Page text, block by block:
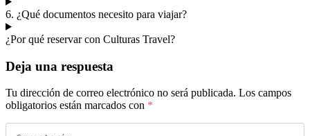
6. ¿Qué documentos necesito para viajar?
¿Por qué reservar con Culturas Travel?
Deja una respuesta
Tu dirección de correo electrónico no será publicada. Los campos
obligatorios están marcados con *